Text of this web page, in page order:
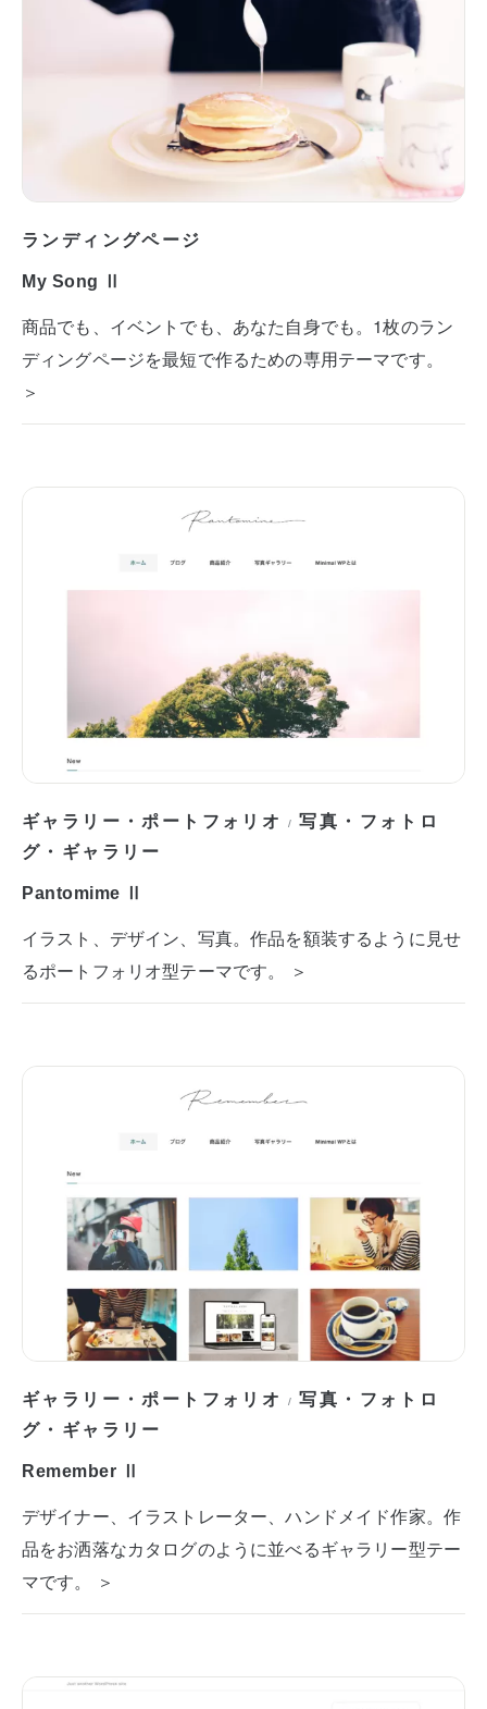
ランディングページ
My Song Ⅱ
商品でも、イベントでも、あなた自身でも。1枚のラン
ディングページを最短で作るための専用テーマです。
＞
ギャラリー・ポートフォリオ /写真・フォトロ
グ・ギャラリー
Pantomime Ⅱ
イラスト、デザイン、写真。作品を額装するように見せ
るポートフォリオ型テーマです。 ＞
ギャラリー・ポートフォリオ /写真・フォトロ
グ・ギャラリー
Remember Ⅱ
デザイナー、イラストレーター、ハンドメイド作家。作
品をお洒落なカタログのように並べるギャラリー型テー
マです。 ＞